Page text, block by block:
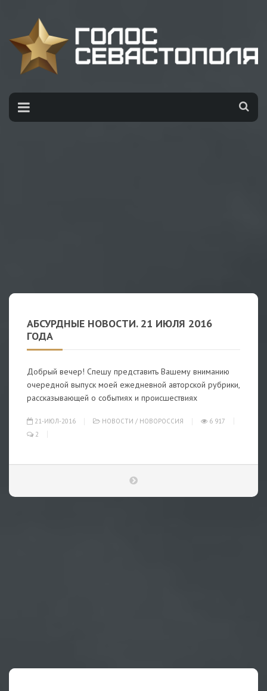
АБСУРДНЫЕ НОВОСТИ. 21 ИЮЛЯ 2016
ГОДА
Добрый вечер! Спешу представить Вашему вниманию
очередной выпуск моей ежедневной авторской рубрики,
рассказывающей о событиях и происшествиях
21-ИЮЛ-2016 НОВОСТИ / НОВОРОССИЯ
6 917
2